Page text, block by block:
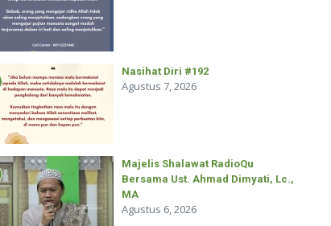
Nasihat Diri #192
Agustus 7, 2026
Majelis Shalawat RadioQu
Bersama Ust. Ahmad Dimyati, Lc.,
MA
Agustus 6, 2026